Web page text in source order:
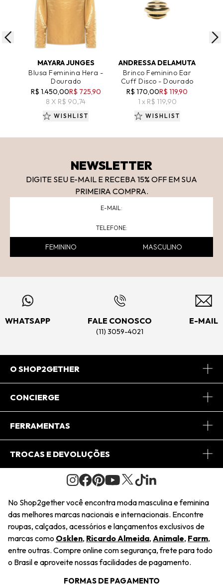
ADICIONAR AO CARRINHO
MAYARA JUNGES
Blusa Feminina Hera -
Dourado
R$ 1.450,00R$ 725,90
8 X R$ 90,74
WISHLIST
ANDRESSA DELAMUTA
Brinco Feminino Ear
Cuff Disco - Dourado
R$ 170,00R$ 119,90
1 x R$ 119,90
WISHLIST
NEWSLETTER
DIGITE SEU E-MAIL E RECEBA 15% OFF EM SUA
PRIMEIRA COMPRA.
FEMININO MASCULINO
WHATSAPP FALE CONOSCO
(11) 3059-4021
E-MAIL
O SHOP2GETHER
Sobre Nós
Journal
Saiu na Mídia
Sustentabilidade
Navegando
CONCIERGE
Central de Relacionamento
Regulamento e Promoções
FERRAMENTAS
Minha Conta
Pedido de Presente
Wishlist
TROCAS E DEVOLUÇÕES
Condições Gerais
Troca Fácil
Restituição de Pagamento
Dúvidas Frequentes
Termos e Condições
No Shop2gether você encontra moda masculina e feminina
das melhores marcas nacionais e internacionais. Encontre
roupas, calçados, acessórios e lançamentos exclusivos de
marcas como Osklen, Ricardo Almeida, Animale, Farm,
entre outras. Compre online com segurança, frete para todo
o Brasil e aproveite nossas facilidades de pagamento.
FORMAS DE PAGAMENTO